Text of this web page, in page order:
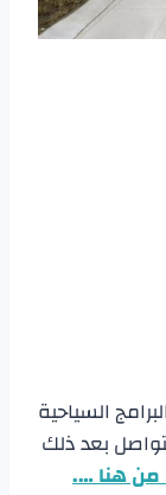
السياحية
بعد ذلك
هنا ….